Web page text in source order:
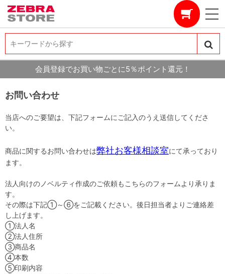
キーワードから探す
キーワードから探す
会員登録でお買い物ごとに5％ポイント還元！
お問い合わせ
当店へのご要望は、下記フォームにご記入のうえ送信してくださ
い。
商品に関するお問い合わせは弊社お客様相談室にて承っており
ます。
法人向けのノベルティ作成のご依頼もこちらのフォームより承りま
す。
その際は下記①～⑥をご記載ください。後日担当者よりご連絡差
し上げます。
①法人名
②法人住所
③商品名
④本数
⑤印刷内容